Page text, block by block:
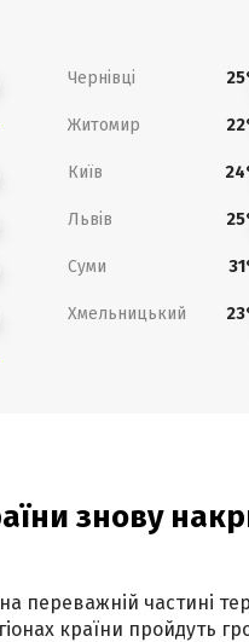
Чернівці
Житомир
Київ
Львів
Суми
Хмельницький
знову
переважній частині
країни пройдуть